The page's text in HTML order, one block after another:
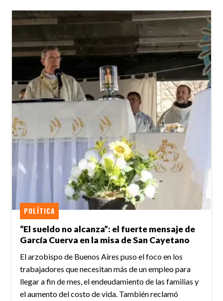
“El sueldo no alcanza”: el fuerte mensaje de
García Cuerva en la misa de San Cayetano
POLÍTICA
El arzobispo de Buenos Aires puso el foco en los
trabajadores que necesitan más de un empleo para
llegar a fin de mes, el endeudamiento de las familias y
el aumento del costo de vida. También reclamó